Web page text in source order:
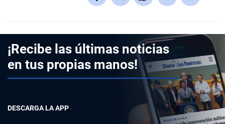
¡Recibe las últimas noticias
en tus propias manos!
DESCARGA LA APP